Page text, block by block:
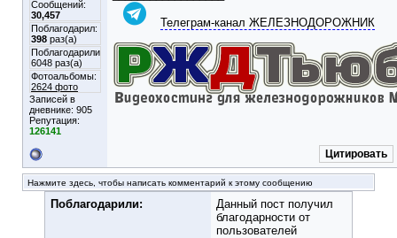
Сообщений:
30,457
Поблагодарил:
398 раз(а)
Поблагодарили
6048 раз(а)
Фотоальбомы:
2624 фото
Записей в
дневнике: 905
Репутация:
126141
Телеграм-канал ЖЕЛЕЗНОДОРОЖНИК
Цитировать
Нажмите здесь, чтобы написать комментарий к этому сообщению
Поблагодарили:
Данный пост получил
благодарности от
пользователей